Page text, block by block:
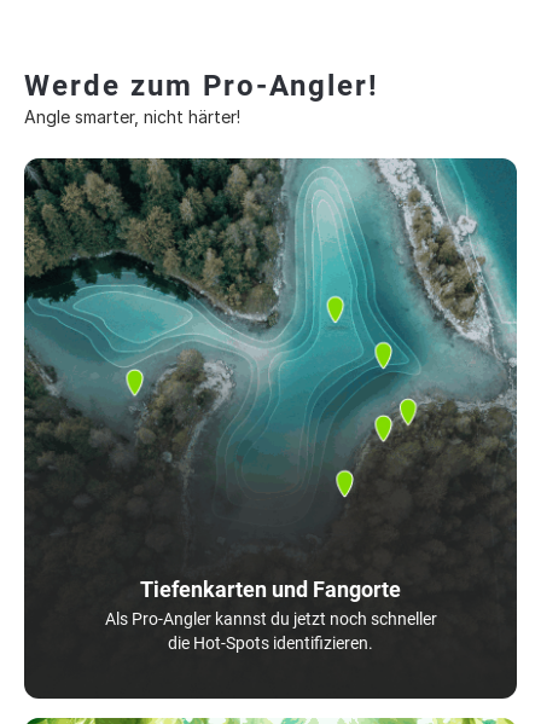
Werde zum Pro-Angler!
Angle smarter, nicht härter!
Tiefenkarten und Fangorte
Als Pro-Angler kannst du jetzt noch schneller
die Hot-Spots identifizieren.